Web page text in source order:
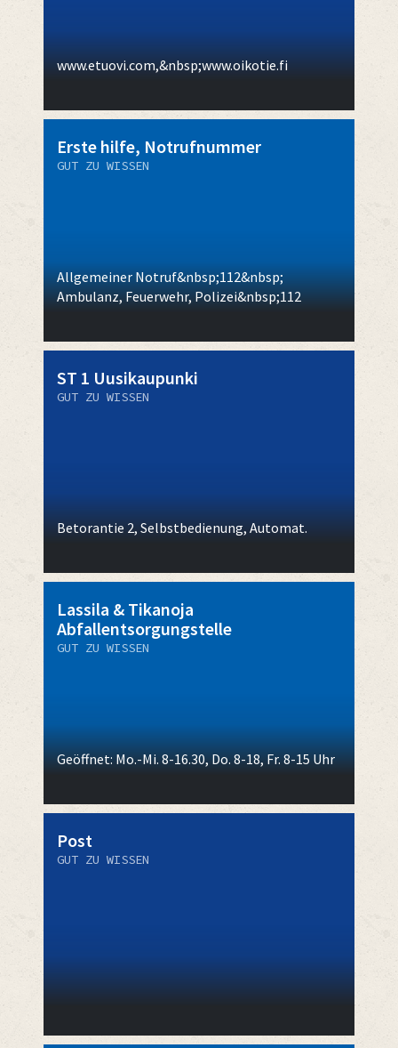
www.etuovi.com,&nbsp;www.oikotie.fi
Erste hilfe, Notrufnummer
GUT ZU WISSEN
Allgemeiner Notruf&nbsp;112&nbsp;
Ambulanz, Feuerwehr, Polizei&nbsp;112
ST 1 Uusikaupunki
GUT ZU WISSEN
Betorantie 2, Selbstbedienung, Automat.
Lassila & Tikanoja
Abfallentsorgungstelle
GUT ZU WISSEN
Geöffnet: Mo.-Mi. 8-16.30, Do. 8-18, Fr. 8-15 Uhr
Post
GUT ZU WISSEN